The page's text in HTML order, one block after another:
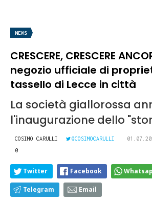
NEWS
CRESCERE, CRESCERE
negozio ufficiale di
tassello di Lecce in città
La società giallorossa
l'inaugurazione dello
COSIMO CARULLI @COSIMOCARULLI
0
Twitter Facebook
Telegram Email